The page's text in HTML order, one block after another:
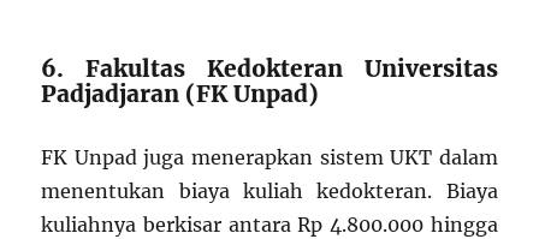
6. Fakultas Kedokteran Universitas
Padjadjaran (FK Unpad)
FK Unpad juga menerapkan sistem UKT dalam
menentukan biaya kuliah kedokteran. Biaya
kuliahnya berkisar antara Rp 4.800.000 hingga